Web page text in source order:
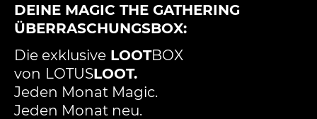
DEINE MAGIC THE GATHERING
ÜBERRASCHUNGSBOX:
Die exklusive LOOTBOX
von LOTUSLOOT.
Jeden Monat Magic.
Jeden Monat neu.